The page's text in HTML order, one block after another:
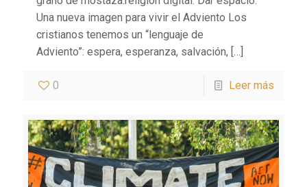
Una nueva imagen para vivir el Adviento Los
cristianos tenemos un “lenguaje de
Adviento”: espera, esperanza, salvación, […]
0 Leer más